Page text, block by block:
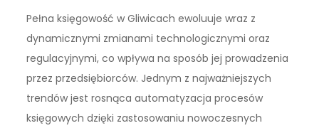
Pełna księgowość w Gliwicach ewoluuje wraz z
dynamicznymi zmianami technologicznymi oraz
regulacyjnymi, co wpływa na sposób jej prowadzenia
przez przedsiębiorców. Jednym z najważniejszych
trendów jest rosnąca automatyzacja procesów
księgowych dzięki zastosowaniu nowoczesnych